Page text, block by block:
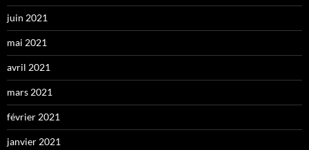
juin 2021
mai 2021
avril 2021
mars 2021
février 2021
janvier 2021